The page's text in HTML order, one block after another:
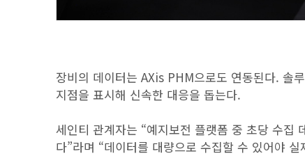
장비의 데이터는 AXis PHM으로도 연동된다. 솔
지점을 표시해 신속한 대응을 돕는다.
세인티 관계자는 “예지보전 플랫폼 중 초당 수집
다”라며 “데이터를 대량으로 수집할 수 있어야